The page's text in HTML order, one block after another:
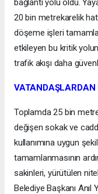
bağlantı yolu oldu.
20 bin metrekarelik
döşeme işleri
etkileyen bu kritik
trafik akışı daha
VATANDAŞLARDAN
Toplamda 25 bin
değişen sokak ve
kullanımına uygun
tamamlanmasının
sakinleri, yürütülen
Belediye Başkanı